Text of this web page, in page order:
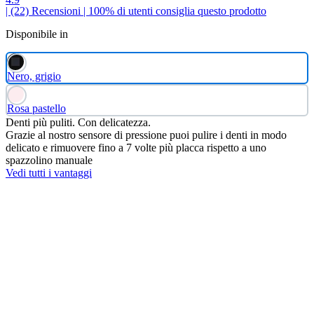
| (22) Recensioni | 100% di utenti consiglia questo prodotto
Disponibile in
Nero, grigio
Rosa pastello
Denti più puliti. Con delicatezza.
Grazie al nostro sensore di pressione puoi pulire i denti in modo
delicato e rimuovere fino a 7 volte più placca rispetto a uno
spazzolino manuale
Vedi tutti i vantaggi